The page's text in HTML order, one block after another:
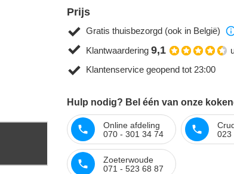
Prijs
Gratis thuisbezorgd (ook in België)
Klantwaardering 9,1
Klantenservice geopend tot 23:00
Hulp nodig? Bel één van onze
Online afdeling
070 - 301 34 74
023
Zoeterwoude
071 - 523 68 87